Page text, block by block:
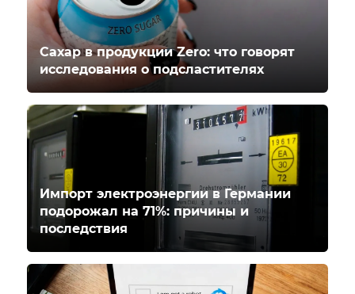
Сахар в продукции Zero: что говорят
исследования о подсластителях
Импорт электроэнергии в Германии
подорожал на 71%: причины и
последствия